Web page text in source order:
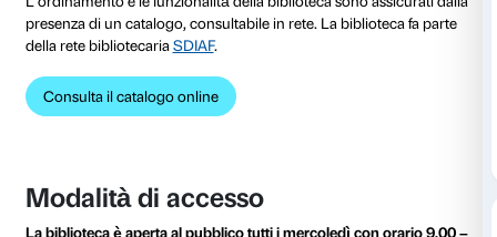
La biblioteca è aperta a tutti coloro che vogliano
ricco catalogo secondo le norme stabilite in questo
che ne disciplinano la consultazione.